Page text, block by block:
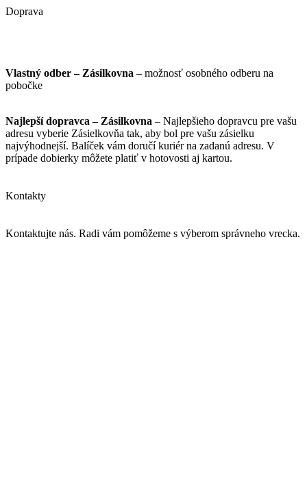
Doprava
Vlastný odber – Zásilkovna – možnosť osobného odberu na
pobočke
Najlepší dopravca – Zásilkovna – Najlepšieho dopravcu pre vašu
adresu vyberie Zásielkovňa tak, aby bol pre vašu zásielku
najvýhodnejší. Balíček vám doručí kuriér na zadanú adresu. V
prípade dobierky môžete platiť v hotovosti aj kartou.
Kontakty
Kontaktujte nás. Radi vám pomôžeme s výberom správneho vrecka.